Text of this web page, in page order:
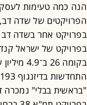
הנה כמה טעימות
בפרויקט של ישראל